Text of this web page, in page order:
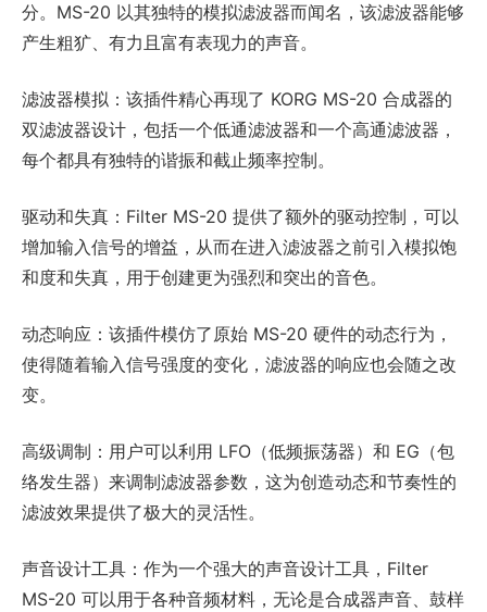
分。MS-20 以其独特的模拟滤波器而闻名，该滤波器能够
产生粗犷、有力且富有表现力的声音。
滤波器模拟：该插件精心再现了 KORG MS-20 合成器的
双滤波器设计，包括一个低通滤波器和一个高通滤波器，
每个都具有独特的谐振和截止频率控制。
驱动和失真：Filter MS-20 提供了额外的驱动控制，可以
增加输入信号的增益，从而在进入滤波器之前引入模拟饱
和度和失真，用于创建更为强烈和突出的音色。
动态响应：该插件模仿了原始 MS-20 硬件的动态行为，
使得随着输入信号强度的变化，滤波器的响应也会随之改
变。
高级调制：用户可以利用 LFO（低频振荡器）和 EG（包
络发生器）来调制滤波器参数，这为创造动态和节奏性的
滤波效果提供了极大的灵活性。
声音设计工具：作为一个强大的声音设计工具，Filter
MS-20 可以用于各种音频材料，无论是合成器声音、鼓样